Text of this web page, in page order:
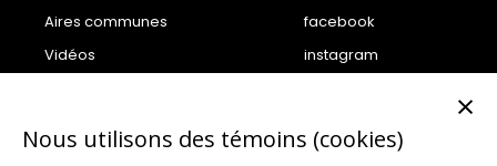
Aires communes
Vidéos
Condo
facebook
instagram
Nous utilisons des témoins (cookies)
×